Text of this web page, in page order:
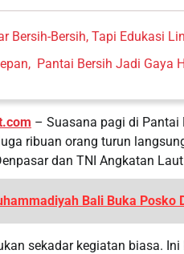
Bersih-Bersih, Tapi Edukasi
Pantai Bersih Jadi Gaya
– Suasana pagi di Pantai
ribuan orang turun
dan TNI Angkatan
Bali Buka Posko
sekadar kegiatan biasa.